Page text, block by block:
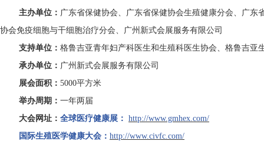
主办单位： 广东省保健协会、广东省保健协会生殖健康分会、广
协会免疫细胞与干细胞治疗分会、广州新式会展服务有限公司
支持单位： 格鲁吉亚青年妇产科医生和生殖科医生协会
格鲁吉亚
承办单位： 广州新式会展服务有限公司
展会面积： 5000平方米
举办周期： 一年两届
大会网址 ： 全球医疗健康展： http://www.gmhex.com/
国际生殖医学健康大会： http://www.civfc.com/